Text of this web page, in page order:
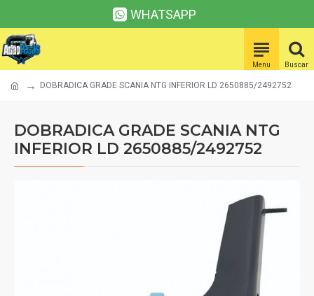
WHATSAPP
DOBRADICA GRADE SCANIA NTG INFERIOR LD 2650885/2492752
DOBRADICA GRADE SCANIA NTG
INFERIOR LD 2650885/2492752